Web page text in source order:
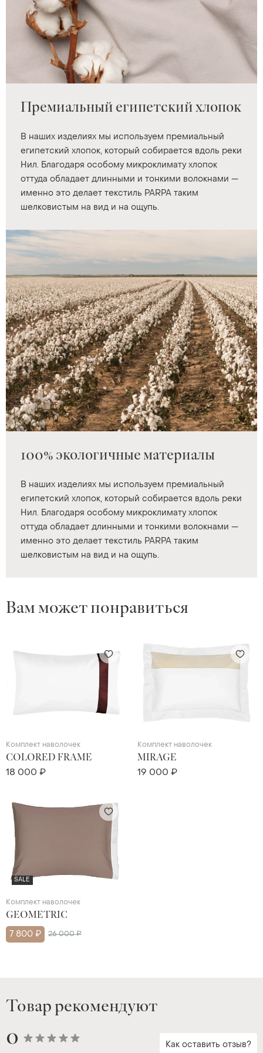
Премиальный египетский хлопок
В наших изделиях мы используем премиальный
египетский хлопок, который собирается вдоль реки
Нил. Благодаря особому микроклимату хлопок
оттуда обладает длинными и тонкими волокнами —
именно это делает текстиль PARPA таким
шелковистым на вид и на ощупь.
100% экологичные материалы
В наших изделиях мы используем премиальный
египетский хлопок, который собирается вдоль реки
Нил. Благодаря особому микроклимату хлопок
оттуда обладает длинными и тонкими волокнами —
именно это делает текстиль PARPA таким
шелковистым на вид и на ощупь.
Вам может понравиться
Комплект наволочек
COLORED FRAME
18 000 ₽
Комплект наволочек
MIRAGE
19 000 ₽
SALE
Комплект наволочек
GEOMETRIC
7 800 ₽ 26 000 ₽
Товар рекомендуют
0 Как оставить отзыв?